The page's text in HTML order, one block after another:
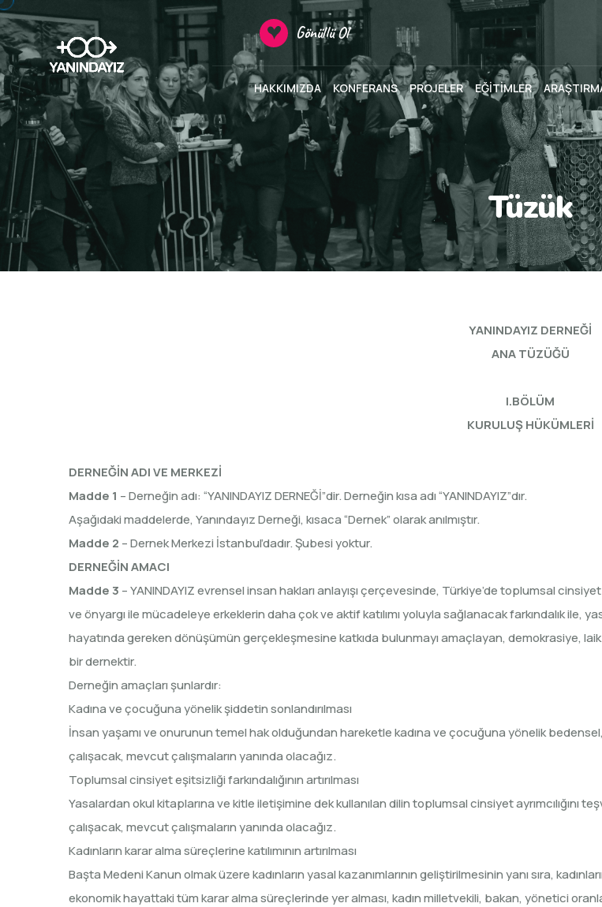
Gönüllü Ol
HAKKIMIZDA KONFERANS PROJELER EĞİTİMLER
Tüzük
YANINDAYIZ DERNEĞİ
ANA TÜZÜĞÜ
I.BÖLÜM
KURULUŞ HÜKÜMLERİ
DERNEĞİN ADI VE MERKEZİ
Madde 1 – Derneğin adı: “YANINDAYIZ DERNEĞİ”dir. Derneğin kısa adı “YANINDAYIZ”dır.
Aşağıdaki maddelerde, Yanındayız Derneği, kısaca “Dernek” olarak anılmıştır.
Madde 2 – Dernek Merkezi İstanbul’dadır. Şubesi yoktur.
DERNEĞİN AMACI
Madde 3 – YANINDAYIZ evrensel insan hakları anlayışı çerçevesinde, Türkiye’de toplumsal
ve önyargı ile mücadeleye erkeklerin daha çok ve aktif katılımı yoluyla sağlanacak farkındalık
hayatında gereken dönüşümün gerçekleşmesine katkıda bulunmayı amaçlayan, demokrasiye,
bir dernektir.
Derneğin amaçları şunlardır:
Kadına ve çocuğuna yönelik şiddetin sonlandırılması
İnsan yaşamı ve onurunun temel hak olduğundan hareketle kadına ve çocuğuna yönelik
çalışacak, mevcut çalışmaların yanında olacağız.
Toplumsal cinsiyet eşitsizliği farkındalığının artırılması
Yasalardan okul kitaplarına ve kitle iletişimine dek kullanılan dilin toplumsal cinsiyet ayrımcılığını
çalışacak, mevcut çalışmaların yanında olacağız.
Kadınların karar alma süreçlerine katılımının artırılması
Başta Medeni Kanun olmak üzere kadınların yasal kazanımlarının geliştirilmesinin yanı sıra,
ekonomik hayattaki tüm karar alma süreçlerinde yer alması, kadın milletvekili, bakan, yönetici